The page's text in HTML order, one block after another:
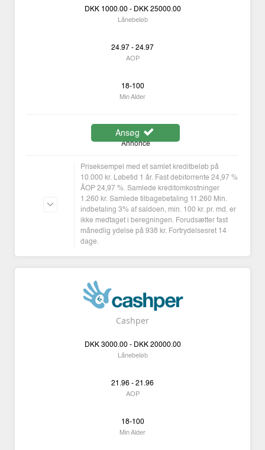
DKK1000.00 - DKK25000.00
Lånebeløb
24.97 - 24.97
AOP
18-100
Min Alder
Ansøg
Annonce
Priseksempel med et samlet kreditbeløb på
10.000 kr. Løbetid 1 år. Fast debitorrente 24,97 %
ÅOP 24,97 %. Samlede kreditomkostninger
1.260 kr. Samlede tilbagebetaling 11.260 Min.
indbetaling 3% af saldoen, min. 100 kr. pr. md. er
ikke medtaget i beregningen. Forudsætter fast
månedlig ydelse på 938 kr. Fortrydelsesret 14
dage.
Cashper
DKK3000.00 - DKK20000.00
Lånebeløb
21.96 - 21.96
AOP
18-100
Min Alder